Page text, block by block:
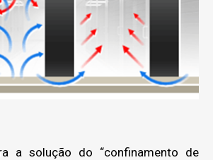
a solução do “confinamento de